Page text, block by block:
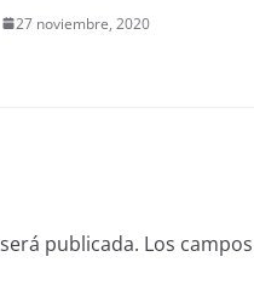
27 noviembre, 2020
publicada. Los